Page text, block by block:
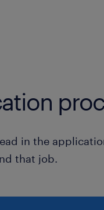
in the
that job.